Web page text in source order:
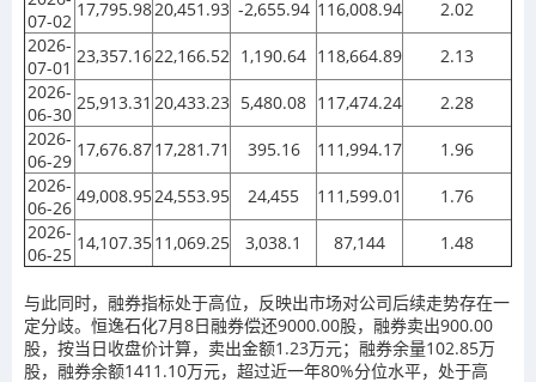
07-02
17,795.9820,451.93 -2,655.94 116,008.94
2.02
2026-
07-01
23,357.1622,166.52 1,190.64 118,664.89
2.13
2026-
06-30
25,913.31 20,433.23 5,480.08 117,474.24
2.28
2026-
06-29
17,676.8717,281.71 395.16 111,994.17
1.96
2026-
06-26
49,008.9524,553.95 24,455 111,599.01
1.76
2026-
06-25
14,107.3511,069.25 3,038.1 87,144 1.48
与此同时，融券指标处于高位，反映出市场对公司后续走势存在一
定分歧。恒逸石化7月8日融券偿还9000.00股，融券卖出900.00
股，按当日收盘价计算，卖出金额1.23万元；融券余量102.85万
股，融券余额1411.10万元，超过近一年80%分位水平，处于高